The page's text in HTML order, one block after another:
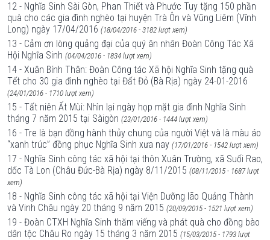
12 - Nghĩa Sinh Sài Gòn, Phan Thiết và Phước Tuy tặng 150 phần
quà cho các gia đình nghèo tại huyện Trà Ôn và Vũng Liêm (Vĩnh
Long) ngày 17/04/2016 (18/04/2016 - 3182 lượt xem)
13 - Cảm ơn lòng quảng đại của quý ân nhân Đoàn Công Tác Xã
Hội Nghĩa Sinh (04/04/2016 - 1834 lượt xem)
14 - Xuân Bính Thân: Đoàn Công tác Xã hội Nghĩa Sinh tặng quà
Tết cho 30 gia đình nghèo tại Đất Đỏ (Bà Rịa) ngày 24-01-2016
(24/01/2016 - 1710 lượt xem)
15 - Tất niên Ất Mùi: Nhìn lại ngày họp mặt gia đình Nghĩa Sinh
tháng 7 năm 2015 tại Sàigòn (23/01/2016 - 1444 lượt xem)
16 - Tre là bạn đồng hành thủy chung của người Việt và là màu áo
“xanh trúc” đồng phục Nghĩa Sinh xưa nay (17/01/2016 - 1542 lượt xem)
17 - Nghĩa Sinh công tác xã hội tại thôn Xuân Trường, xã Suối Rao,
dốc Tà Lon (Châu Đức-Bà Rịa) ngày 8/11/2015 (08/11/2015 - 1687 lượt
xem)
18 - Nghĩa Sinh công tác xã hội tại Viện Dưỡng lão Quảng Thành
và Vinh Châu ngày 20 tháng 9 năm 2015 (20/09/2015 - 1521 lượt xem)
19 - Đoàn CTXH Nghĩa Sinh thăm viếng và phát quà cho đồng bào
dân tộc Châu Ro ngày 15 tháng 3 năm 2015 (15/03/2015 - 1793 lượt